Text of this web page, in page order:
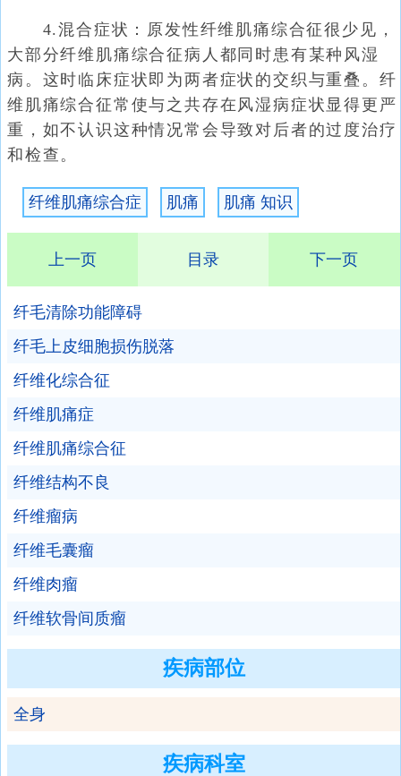
4.混合症状：原发性纤维肌痛综合征很少见，
大部分纤维肌痛综合征病人都同时患有某种风湿
病。这时临床症状即为两者症状的交织与重叠。纤
维肌痛综合征常使与之共存在风湿病症状显得更严
重，如不认识这种情况常会导致对后者的过度治疗
和检查。
纤维肌痛综合症 肌痛 肌痛 知识
上一页 目录 下一页
纤毛清除功能障碍
纤毛上皮细胞损伤脱落
纤维化综合征
纤维肌痛症
纤维肌痛综合征
纤维结构不良
纤维瘤病
纤维毛囊瘤
纤维肉瘤
纤维软骨间质瘤
疾病部位
全身
疾病科室